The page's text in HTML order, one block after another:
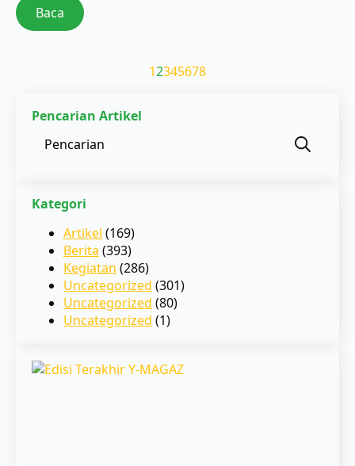
Baca
12345678
Pencarian Artikel
Kategori
Artikel (169)
Berita (393)
Kegiatan (286)
Uncategorized (301)
Uncategorized (80)
Uncategorized (1)